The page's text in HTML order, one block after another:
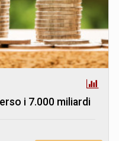
i 7.000 miliardi